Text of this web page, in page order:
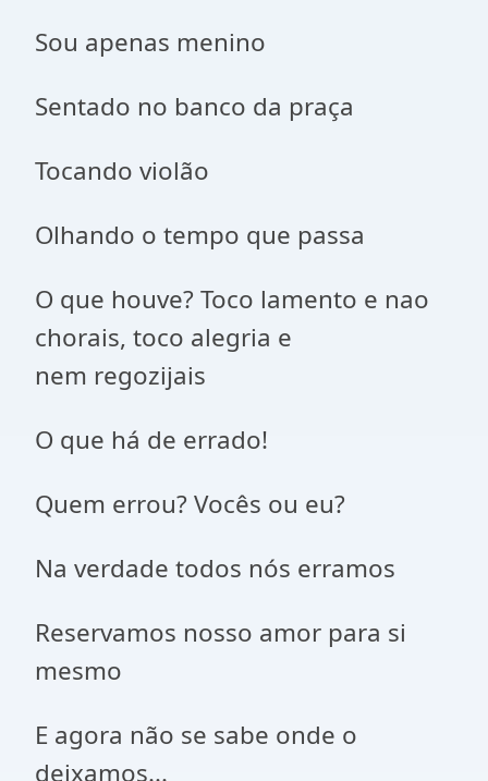
Sou apenas menino
Sentado no banco da praça
Tocando violão
Olhando o tempo que passa
O que houve? Toco lamento e nao
chorais, toco alegria e
nem regozijais
O que há de errado!
Quem errou? Vocês ou eu?
Na verdade todos nós erramos
Reservamos nosso amor para si
mesmo
E agora não se sabe onde o
deixamos...